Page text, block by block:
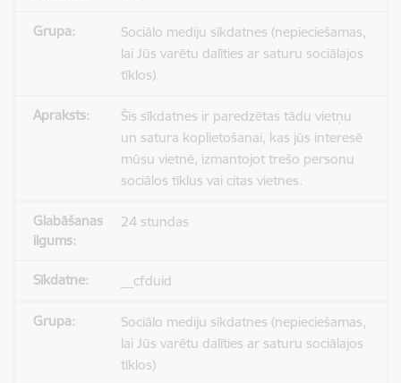
Sociālo mediju sīkdatnes (nepieciešamas,
lai Jūs varētu dalīties ar saturu sociālajos
tīklos)
Šīs sīkdatnes ir paredzētas tādu vietņu
un satura koplietošanai, kas jūs interesē
mūsu vietnē, izmantojot trešo personu
sociālos tīklus vai citas vietnes.
24 stundas
__cfduid
Sociālo mediju sīkdatnes (nepieciešamas,
lai Jūs varētu dalīties ar saturu sociālajos
tīklos)